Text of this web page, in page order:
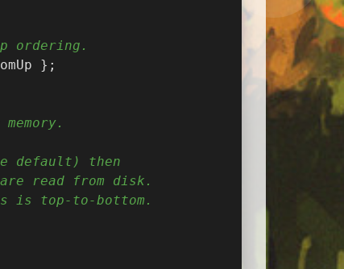
ordering.
};
default) then
read from disk.
is top-to-bottom.